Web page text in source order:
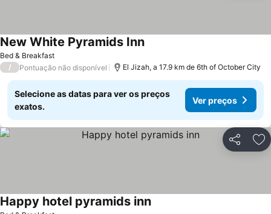
Bed & Breakfast
New White Pyramids Inn
/ Pontuação não disponível El Jizah, a 17.9 km de 6th of October City
Selecione as datas para ver os preços
exatos.
Ver preços
Partilhar
Happy hotel pyramids inn